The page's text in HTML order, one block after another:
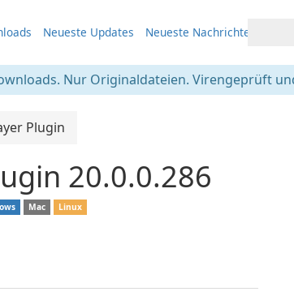
Neueste Updates Neueste Nachrichten
Nur Originaldateien. Virengeprüft
Plugin
20.0.0.286
Mac Linux